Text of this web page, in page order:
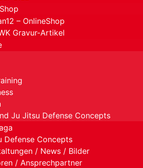
– OnlineShop
Gravur-Artikel
Ju Jitsu Defense Concepts
Defense Concepts
/ News / Bilder
/ Ansprechpartner